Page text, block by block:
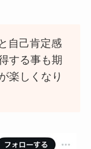
自己肯定感
する事も期
楽しくなり